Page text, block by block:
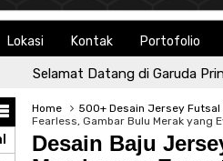
Lokasi Kontak Portofolio
Selamat Datang di Garuda Print
Home 500+ Desain Jersey Futsal
Fearless, Gambar Bulu Merak yang
Desain Baju